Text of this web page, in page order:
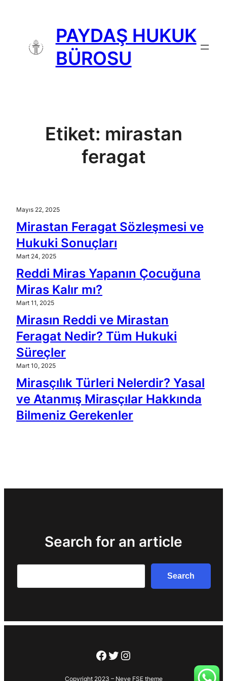
PAYDAŞ HUKUK
BÜROSU
Etiket: mirastan
feragat
Mayıs 22, 2025
Mirastan Feragat Sözleşmesi ve
Hukuki Sonuçları
Mart 24, 2025
Reddi Miras Yapanın Çocuğuna
Miras Kalır mı?
Mart 11, 2025
Mirasın Reddi ve Mirastan
Feragat Nedir? Tüm Hukuki
Süreçler
Mart 10, 2025
Mirasçılık Türleri Nelerdir? Yasal
ve Atanmış Mirasçılar Hakkında
Bilmeniz Gerekenler
Search for an article
Search
Facebook
Twitter
Instagram
Copyright 2023 – Neve FSE theme